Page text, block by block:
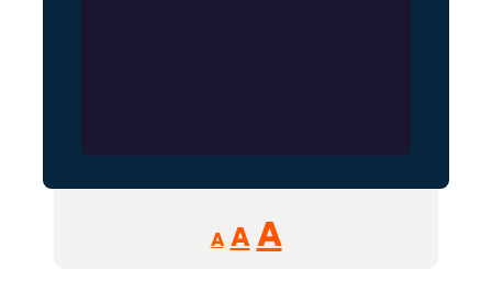
A
Reducir
tamaño
A Restablecer
AAumentar